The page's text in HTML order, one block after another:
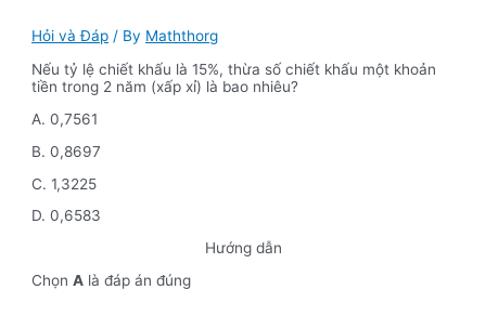
Hỏi và Đáp / By Maththorg
Nếu tỷ lệ chiết khấu là 15%, thừa số chiết khấu một khoản
tiền trong 2 năm (xấp xỉ) là bao nhiêu?
A. 0,7561
B. 0,8697
C. 1,3225
D. 0,6583
Hướng dẫn
ChọnA là đáp án đúng